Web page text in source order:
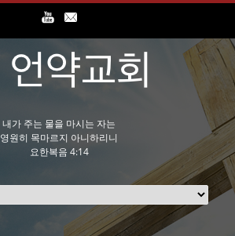
내가 주는 물을 마시는 자는
영원히 목마르지 아니하리니
요한복음 4:14